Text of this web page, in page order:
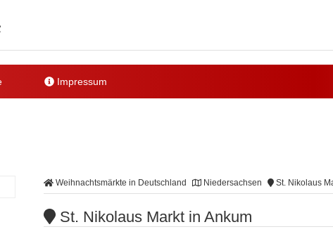
Impressum
Weihnachtsmärkte in Deutschland Niedersachsen St. Nikolaus
St. Nikolaus Markt in Ankum